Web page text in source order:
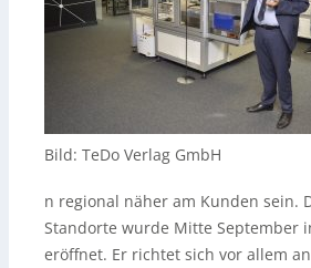
Bild: TeDo Verlag GmbH
n regional näher am Kunden sein.
Standorte wurde Mitte September
eröffnet. Er richtet sich vor allem